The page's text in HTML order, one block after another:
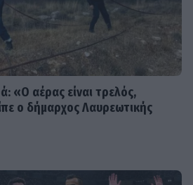
το ύστατο
– Summer
«Ο αέρας είναι τρελός,
ο δήμαρχος Λαυρεωτικής